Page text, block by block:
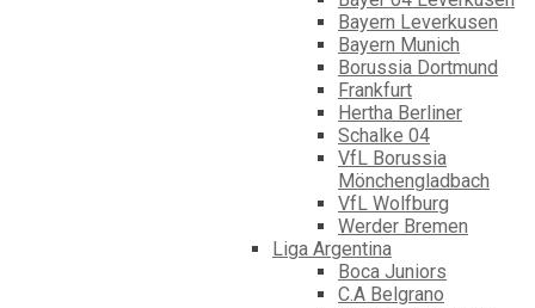
Bayern Leverkusen
Bayern Munich
Borussia Dortmund
Frankfurt
Hertha Berliner
Schalke 04
VfL Borussia
Mönchengladbach
VfL Wolfburg
Werder Bremen
Liga Argentina
Boca Juniors
C.A Belgrano